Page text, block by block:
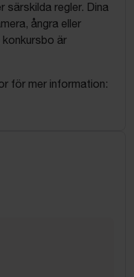
särskilda regler. Dina
ångra eller
är
för mer information: